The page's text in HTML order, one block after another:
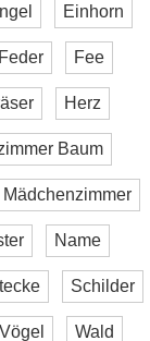
Einhorn
Feder Fee
Herz
Baum
Mädchenzimmer
Name
Schilder
Vögel Wald